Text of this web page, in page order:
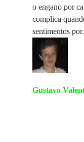
o engano por
complica
sentimentos
Gustavo